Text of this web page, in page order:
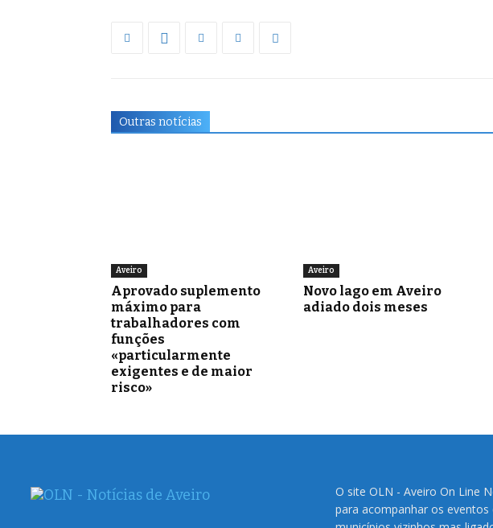
Outras notícias
Aveiro
Aprovado suplemento
máximo para
trabalhadores com
funções
«particularmente
exigentes e de maior
risco»
Aveiro
Novo lago em Aveiro
adiado dois meses
O site OLN - Aveiro On Line
para acompanhar os